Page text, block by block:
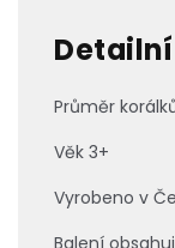
Průměr
Věk 3+
Vyrobeno v
Balení